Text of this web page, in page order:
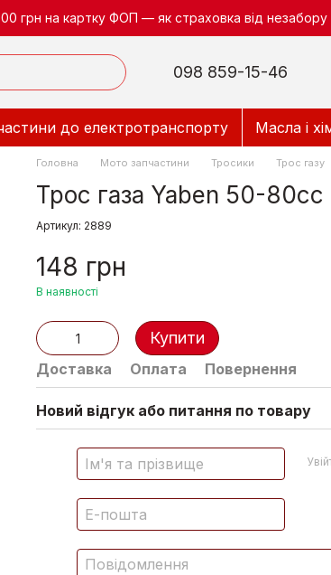
грн на картку ФОП — як страховка від
098 859-15-46
до електротранспорту Масла і
Головна Мото запчастини Тросики Трос газу
Трос газа Yaben 50-80cc
Артикул: 2889
148 грн
В наявності
Купити
Доставка Оплата Повернення
Новий відгук або питання по товару